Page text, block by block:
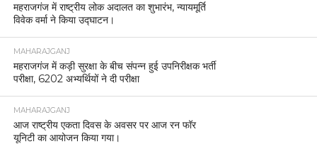
महराजगंज में राष्ट्रीय लोक अदालत का शुभारंभ, न्यायमूर्ति
विवेक वर्मा ने किया उद्घाटन।
MAHARAJGANJ
महराजगंज में कड़ी सुरक्षा के बीच संपन्न हुई उपनिरीक्षक भर्ती
परीक्षा, 6202 अभ्यर्थियों ने दी परीक्षा
MAHARAJGANJ
आज राष्ट्रीय एकता दिवस के अवसर पर आज रन फॉर
यूनिटी का आयोजन किया गया।